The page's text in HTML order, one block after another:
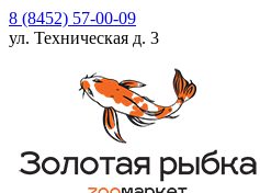
8 (8452) 57-00-09
ул. Техническая д. 3